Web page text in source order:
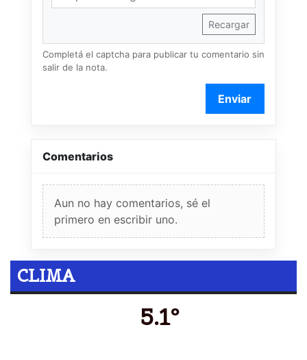
Recargar
Completá el captcha para publicar tu comentario sin
salir de la nota.
Enviar
Comentarios
Aun no hay comentarios, sé el
primero en escribir uno.
CLIMA
5.1º